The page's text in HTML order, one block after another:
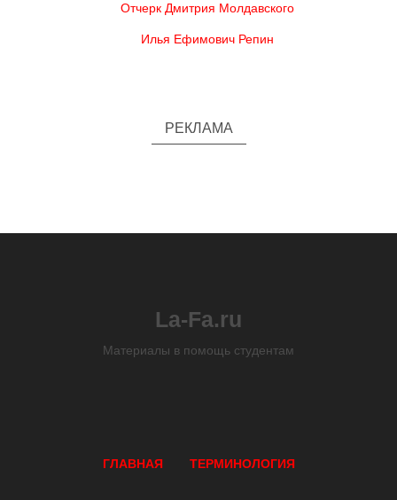
Отчерк Дмитрия Молдавского
Илья Ефимович Репин
РЕКЛАМА
La-Fa.ru
Материалы в помощь студентам
ГЛАВНАЯ ТЕРМИНОЛОГИЯ